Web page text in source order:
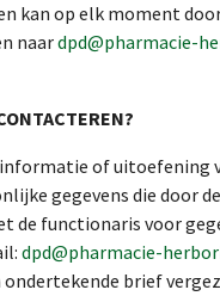
kan op elk moment
naardpd@pharmacie-
of uitoefening
gegevens die door
de functionaris voor
dpd@pharmacie-
ondertekende brief